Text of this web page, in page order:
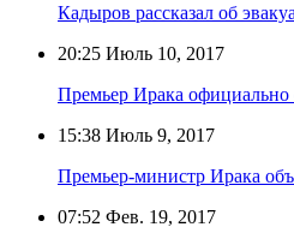
Кадыров рассказал об
20:25 Июль 10, 2017
Премьер Ирака официально
15:38 Июль 9, 2017
Премьер-министр Ирака
07:52 Фев. 19, 2017